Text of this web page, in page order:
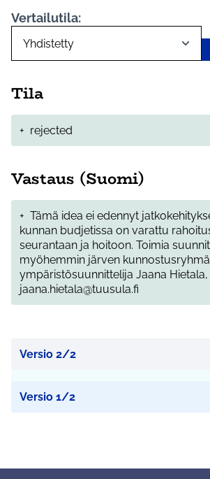
Vertailutila:
Tila
+ rejected
Vastaus (Suomi)
+ Tämä idea ei edennyt
kunnan budjetissa on varattu
seurantaan ja hoitoon. Toimia
myöhemmin järven
ympäristösuunnittelija Jaana Hietala,
jaana.hietala@tuusula.fi
Versio 2/2
Versio 1/2